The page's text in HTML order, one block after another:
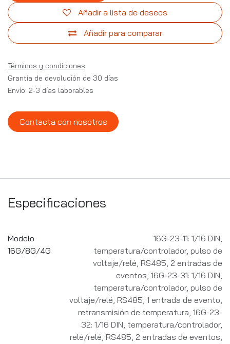
Añadir para comparar
Añadir a lista de deseos
Términos y condiciones
Grantía de devolución de 30 días
Envío: 2-3 días laborables
Contacta con nosotros
Especificaciones
Modelo
16G/8G/4G
16G-23-11: 1/16 DIN,
temperatura/controlador, pulso de
voltaje/relé, RS485, 2 entradas de
eventos 16G-23-31: 1/16 DIN,
temperatura/controlador, pulso de
voltaje/relé, RS485, 1 entrada de evento,
retransmisión de temperatura 16G-23-
32: 1/16 DIN, temperatura/controlador,
relé/relé, RS485, 2 entradas de eventos